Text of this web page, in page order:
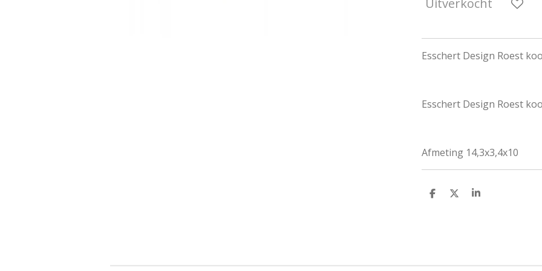
Uitverkocht
Esschert Design Roest
Esschert Design Roest
Afmeting 14,3x3,4x10
D
D
S